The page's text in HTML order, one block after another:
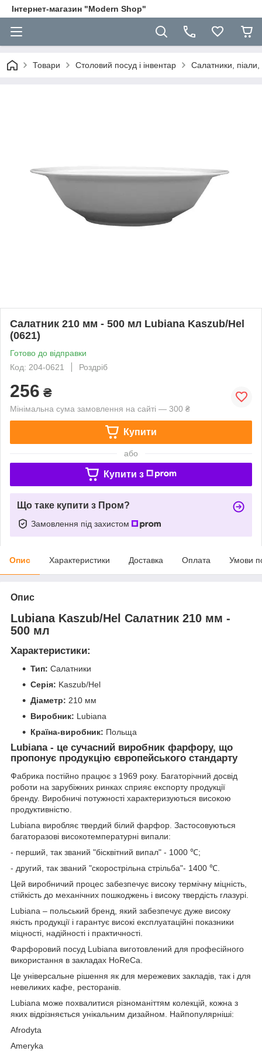
Інтернет-магазин "Modern Shop"
Товари Столовий посуд і інвентар Салатники, піали,
Салатник 210 мм - 500 мл Lubiana Kaszub/Hel
(0621)
Готово до відправки
Код: 204-0621
Роздріб
256 ₴
Мінімальна сума замовлення на сайті — 300 ₴
Купити
або
Купити з
Що таке купити з Пром?
Замовлення під захистом
Опис Характеристики Доставка Оплата Умови
Опис
Lubiana Kaszub/Hel Салатник 210 мм -
500 мл
Характеристики:
Тип: Салатники
Серія: Kaszub/Hel
Діаметр: 210 мм
Виробник: Lubiana
Країна-виробник: Польща
Lubiana - це сучасний виробник фарфору, що
пропонує продукцію європейського стандарту
Фабрика постійно працює з 1969 року. Багаторічний досвід
роботи на зарубіжних ринках сприяє експорту продукції
бренду. Виробничі потужності характеризуються високою
продуктивністю.
Lubiana виробляє твердий білий фарфор. Застосовуються
багаторазові високотемпературні випали:
- перший, так званий "бісквітний випал" - 1000 ℃;
- другий, так званий "скорострільна стрільба"- 1400 ℃.
Цей виробничий процес забезпечує високу термічну міцність,
стійкість до механічних пошкоджень і високу твердість глазурі.
Lubiana – польський бренд, який забезпечує дуже високу
якість продукції і гарантує високі експлуатаційні показники
міцності, надійності і практичності.
Фарфоровий посуд Lubiana виготовлений для професійного
використання в закладах HoReCa.
Це універсальне рішення як для мережевих закладів, так і для
невеликих кафе, ресторанів.
Lubiana може похвалитися різноманіттям колекцій, кожна з
яких відрізняється унікальним дизайном. Найпопулярніші:
Afrodyta
Ameryka